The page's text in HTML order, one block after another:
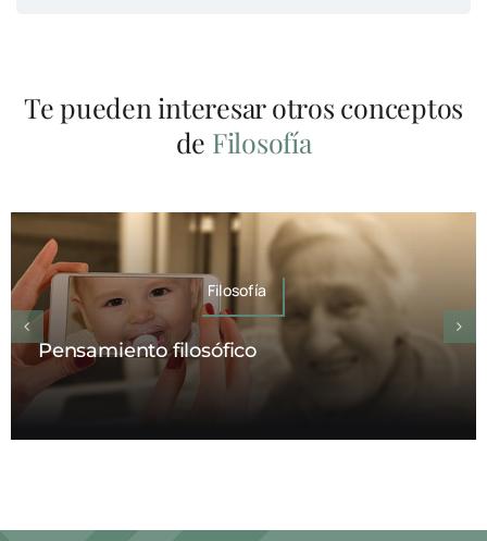
Te pueden interesar otros conceptos
de Filosofía
Filosofía
Pensamiento filosófico